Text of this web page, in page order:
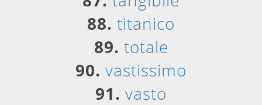
88. titanico
89. totale
90. vastissimo
91. vasto